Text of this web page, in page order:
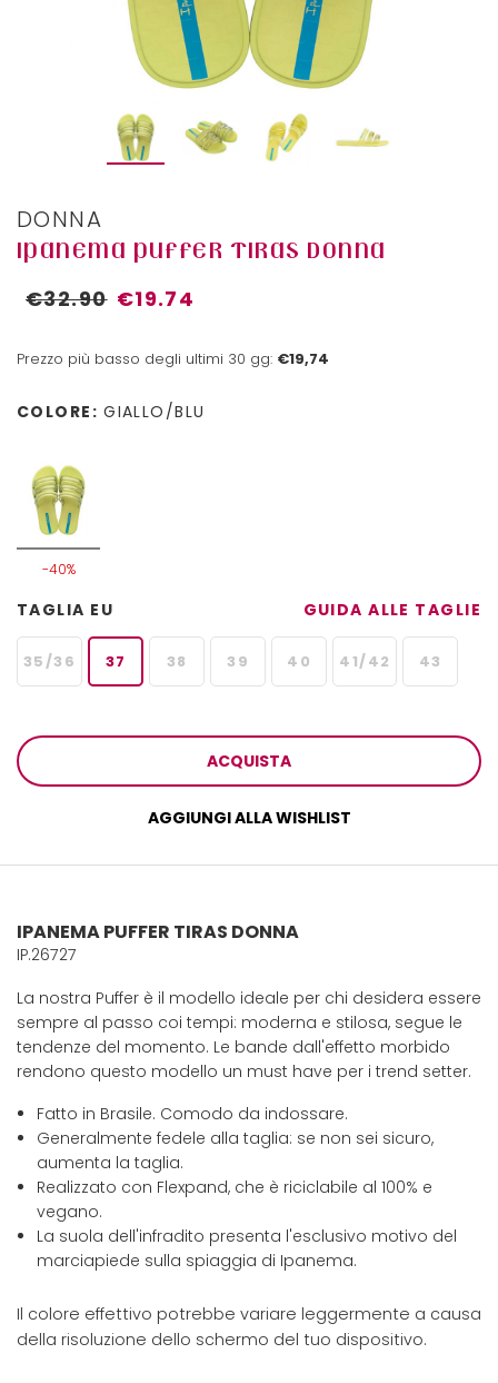
DONNA
IPANEMA PUFFER TIRAS DONNA
€32.90 €19.74
Prezzo più basso degli ultimi 30 gg: €19,74
COLORE: GIALLO/BLU
-40%
TAGLIA EU GUIDA ALLE TAGLIE
35/36 37 38 39 40 41/42 43
ACQUISTA
AGGIUNGI ALLA WISHLIST
IPANEMA PUFFER TIRAS DONNA
IP.26727
La nostra Puffer è il modello ideale per chi desidera essere
sempre al passo coi tempi: moderna e stilosa, segue le
tendenze del momento. Le bande dall'effetto morbido
rendono questo modello un must have per i trend setter.
Fatto in Brasile. Comodo da indossare.
Generalmente fedele alla taglia: se non sei sicuro,
aumenta la taglia.
Realizzato con Flexpand, che è riciclabile al 100% e
vegano.
La suola dell'infradito presenta l'esclusivo motivo del
marciapiede sulla spiaggia di Ipanema.
Il colore effettivo potrebbe variare leggermente a causa
della risoluzione dello schermo del tuo dispositivo.